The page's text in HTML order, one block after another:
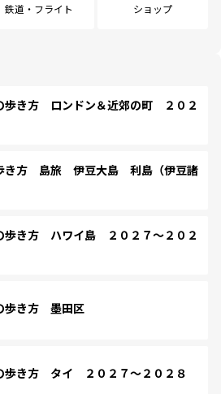
鉄道・フライト ショップ
き方 ロンドン＆近郊の町 ２０２
き方 島旅 伊豆大島 利島（伊豆諸
き方 ハワイ島 ２０２７～２０２
歩き方 墨田区
歩き方 タイ ２０２７～２０２８